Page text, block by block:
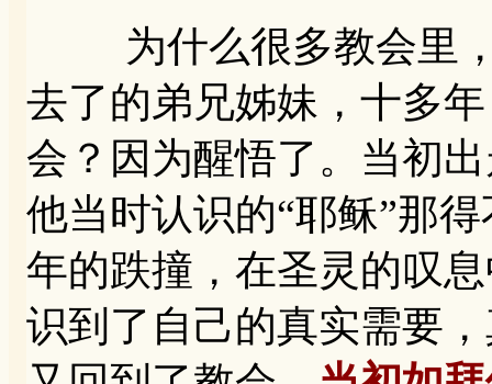
为什么很多教会里，
去了的弟兄姊妹，十多
会？因为醒悟了。当初
他当时认识的“耶稣”那
年的跌撞，在圣灵的叹
识到了自己的真实需要